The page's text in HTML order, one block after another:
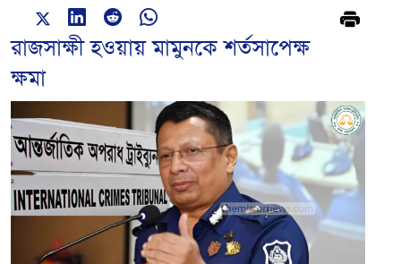
রাজসাক্ষী হওয়ায় মামুনকে শর্তসাপেক্ষ
ক্ষমা